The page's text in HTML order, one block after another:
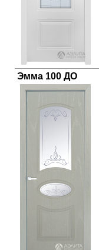
Эмма 100 ДО